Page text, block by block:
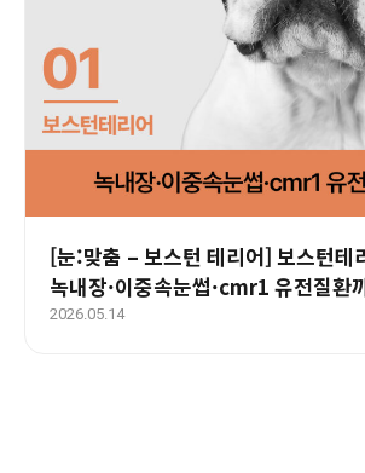
[눈:맞춤 – 보스턴 테리어] 보스턴테
녹내장·이중속눈썹·cmr1 유전질환
2026.05.14